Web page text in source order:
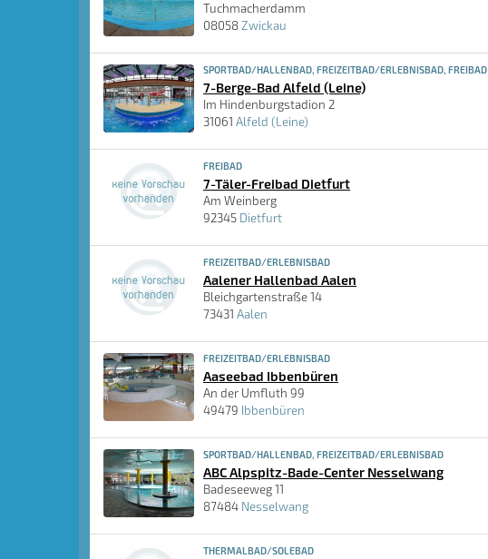
Tuchmacherdamm
08058 Zwickau
SPORTBAD/HALLENBAD, FREIZEITBAD/ERLEBNISBAD, FREIBAD
7-Berge-Bad Alfeld (Leine)
Im Hindenburgstadion 2
31061 Alfeld (Leine)
FREIBAD
7-Täler-Freibad Dietfurt
Am Weinberg
92345 Dietfurt
FREIZEITBAD/ERLEBNISBAD
Aalener Hallenbad Aalen
Bleichgartenstraße 14
73431 Aalen
FREIZEITBAD/ERLEBNISBAD
Aaseebad Ibbenbüren
An der Umfluth 99
49479 Ibbenbüren
SPORTBAD/HALLENBAD, FREIZEITBAD/ERLEBNISBAD
ABC Alpspitz-Bade-Center Nesselwang
Badeseeweg 11
87484 Nesselwang
THERMALBAD/SOLEBAD